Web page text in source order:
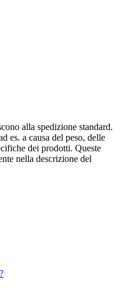
alla spedizione standard.
es. a causa del peso, delle
dei prodotti. Queste
nella descrizione del